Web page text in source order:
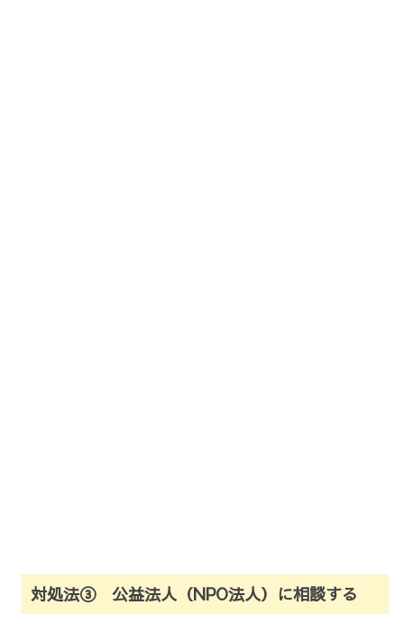
対処法③ 公益法人（NPO法人）に相談する